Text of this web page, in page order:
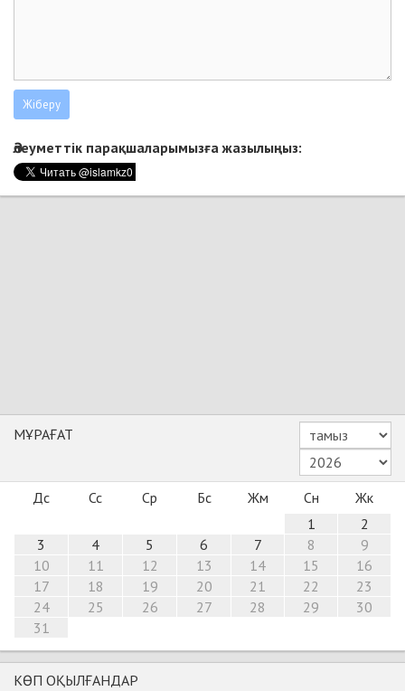
Әлеуметтік парақшаларымызға жазылыңыз:
МҰРАҒАТ
Дс Сс Ср Бс Жм Сн
Жк
1
2
3
4 5 6 7 8
9
10
11 12 13 14 15
16
17
18 19 20 21 22
23
24
25 26 27 28 29
30
31
КӨП ОҚЫЛҒАНДАР